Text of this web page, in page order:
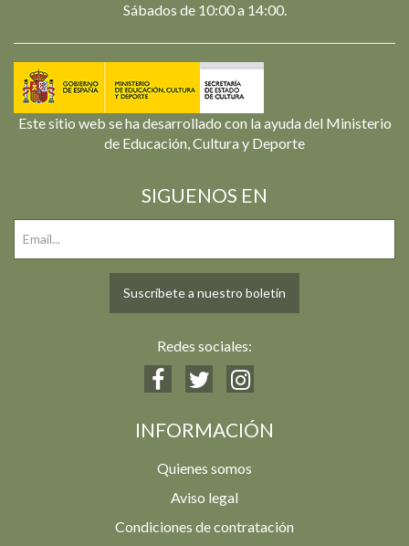
Sábados de 10:00 a 14:00.
Este sitio web se ha desarrollado con la ayuda del Ministerio
de Educación, Cultura y Deporte
SIGUENOS EN
Suscríbete a nuestro boletín
Redes sociales:
INFORMACIÓN
Quienes somos
Aviso legal
Condiciones de contratación